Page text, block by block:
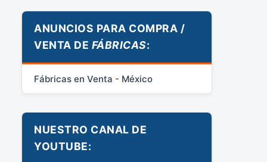
ANUNCIOS PARA COMPRA /
VENTA DE FÁBRICAS:
Fábricas en Venta - México
NUESTRO CANAL DE
YOUTUBE: